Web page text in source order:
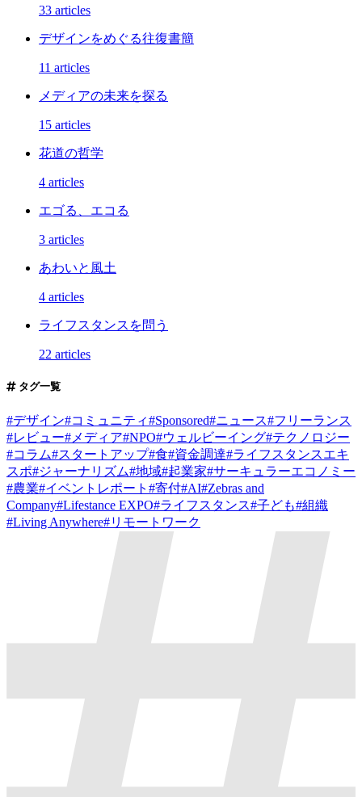
33 articles
デザインをめぐる往復書簡
11 articles
メディアの未来を探る
15 articles
花道の哲学
4 articles
エゴる、エコる
3 articles
あわいと風土
4 articles
ライフスタンスを問う
22 articles
タグ一覧
#デザイン#コミュニティ#Sponsored#ニュース#フリーランス
#レビュー# メディア#NPO#ウェルビーイング#テクノロジー
#コラム#スタートアップ#食#資金調達#ライフスタンスエキ
スポ#ジャーナリズム#地域#起業家#サーキュラーエコノミー
#農業#イベントレポート #寄付#AI#Zebras and
Company#Lifestance EXPO#ライフスタンス#子ども#組織
#Living Anywhere#リモートワーク